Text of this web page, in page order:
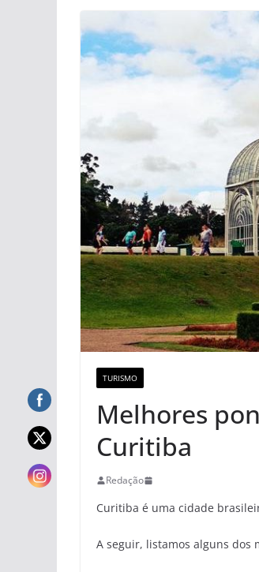
TURISMO
Melhores
Curitiba
Redação
Curitiba é uma cidade
A seguir, listamos alguns